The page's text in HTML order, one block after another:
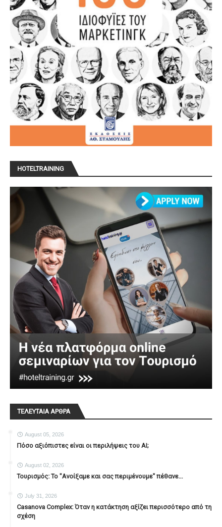
HOTELTRAINING
ΤΕΛΕΥΤΑΙΑ ΑΡΘΡΑ
August 05, 2026
Πόσο αξιόπιστες είναι οι περιλήψεις του ΑΙ;
August 02, 2026
Τουρισμός: Το "Ανοίξαμε και σας περιμένουμε" πέθανε...
July 31, 2026
Casanova Complex: Όταν η κατάκτηση αξίζει περισσότερο από τη
σχέση